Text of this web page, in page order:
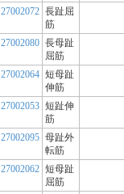
27002072 長趾屈
筋
27002080 長母趾
屈筋
27002064 短母趾
伸筋
27002053 短趾伸
筋
27002095 母趾外
転筋
27002062 短母趾
屈筋